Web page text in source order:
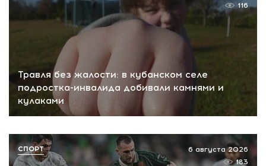
Травля без жалости: в кубанском селе
подростка-инвалида добивали камнями и
кулаками
116
6 августа 2026
183
СПОРТ